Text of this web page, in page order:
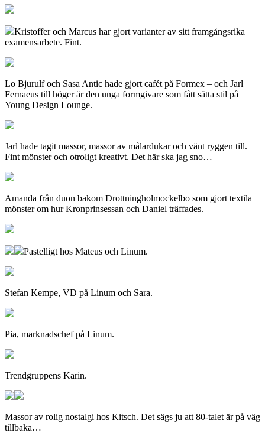
Kristoffer och Marcus har gjort varianter av sitt framgångsrika
examensarbete. Fint.
Lo Bjurulf och Sasa Antic hade gjort cafét på Formex – och Jarl
Fernaeus till höger är den unga formgivare som fått sätta stil på
Young Design Lounge.
Jarl hade tagit massor, massor av målardukar och vänt ryggen till.
Fint mönster och otroligt kreativt. Det här ska jag sno…
Amanda från duon bakom Drottningholmockelbo som gjort textila
mönster om hur Kronprinsessan och Daniel träffades.
Pastelligt hos Mateus och Linum.
Stefan Kempe, VD på Linum och Sara.
Pia, marknadschef på Linum.
Trendgruppens Karin.
Massor av rolig nostalgi hos Kitsch. Det sägs ju att 80-talet är på väg
tillbaka…